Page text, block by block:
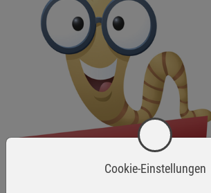
Cookie-Einstellungen